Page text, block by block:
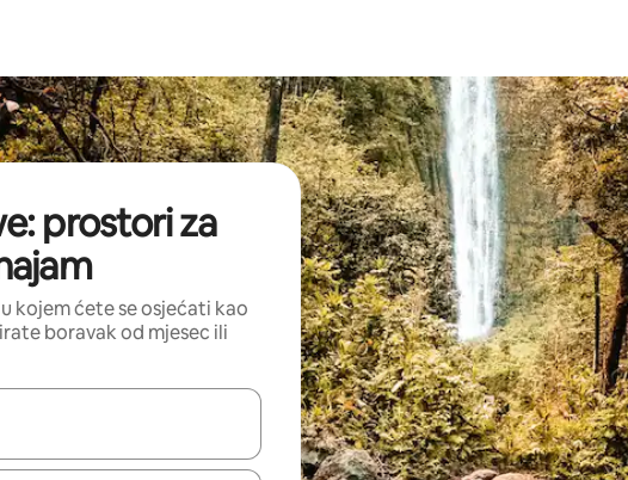
prostori za
kojem ćete se osjećati kao
boravak od mjesec ili
rezultati, moći ćete ih pregledati koristeći se strelicama prema gore i prema